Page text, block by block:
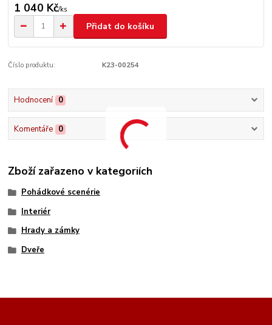
1 040 Kč/ks
Přidat do košíku
Číslo produktu: K23-00254
Hodnocení 0
Komentáře 0
Zboží zařazeno v kategoriích
Pohádkové scenérie
Interiér
Hrady a zámky
Dveře